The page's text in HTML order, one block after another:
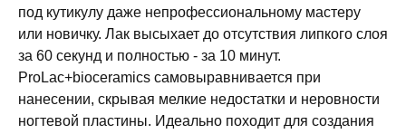
под кутикулу даже непрофессиональному мастеру
или новичку. Лак высыхает до отсутствия липкого слоя
за 60 секунд и полностью - за 10 минут.
ProLac+bioceramics самовыравнивается при
нанесении, скрывая мелкие недостатки и неровности
ногтевой пластины. Идеально походит для создания